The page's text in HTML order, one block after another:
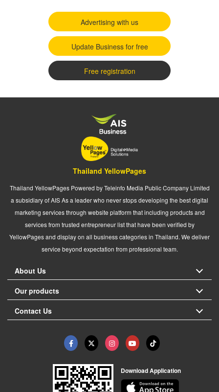
Advertising with us
Update Business for free
Free registration
Thailand YellowPages
Thailand YellowPages Powered by Teleinfo Media Public Company Limited
a subsidiary of AIS As a leader who never stops developing the best digital
marketing services through website platform that including products and
services from trusted entrepreneur list that have been verified by
YellowPages and display on all business categories in Thailand. We deliver
service beyond expectation from professional team.
About Us
Our products
Contact Us
Download Application